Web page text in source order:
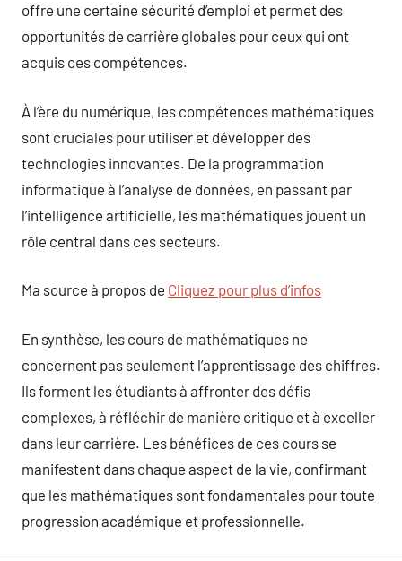
offre une certaine sécurité d’emploi et permet des
opportunités de carrière globales pour ceux qui ont
acquis ces compétences.
À l’ère du numérique, les compétences mathématiques
sont cruciales pour utiliser et développer des
technologies innovantes. De la programmation
informatique à l’analyse de données, en passant par
l’intelligence artificielle, les mathématiques jouent un
rôle central dans ces secteurs.
Ma source à propos de Cliquez pour plus d’infos
En synthèse, les cours de mathématiques ne
concernent pas seulement l’apprentissage des chiffres.
Ils forment les étudiants à affronter des défis
complexes, à réfléchir de manière critique et à exceller
dans leur carrière. Les bénéfices de ces cours se
manifestent dans chaque aspect de la vie, confirmant
que les mathématiques sont fondamentales pour toute
progression académique et professionnelle.